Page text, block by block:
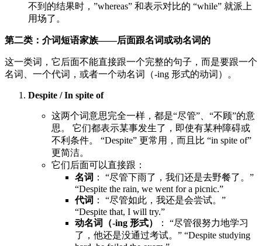
不到的结果时，”whereas” 和表示对比的 “while” 就派上
用场了。
第二类：介词短语家族——后面跟名词或动名词的
这一类词，它后面不能直接跟一个完整的句子，而是要跟一个
名词、一个代词，或者一个动名词（-ing 形式的动词）。
Despite / In spite of
这两个词意思完全一样，都是“尽管”、“不顾”的意
思。 它们都表示某事发生了，即使有某种障碍或
不利条件。 “Despite” 更常用，而且比 “in spite of”
更简洁。
它们后面可以直接跟：
名词 ： “尽管下雨了，我们还是去野餐了。”
“Despite the rain, we went for a picnic.”
代词 ： “尽管如此，我还是会尝试。”
“Despite that, I will try.”
动名词（-ing 形式）
： “尽管很努力地学习
了，他还是没通过考试。” “Despite studying